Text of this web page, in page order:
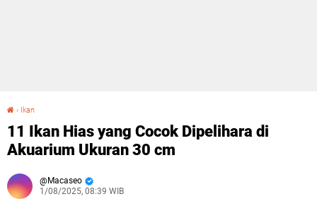
› Ikan
11 Ikan Hias yang Cocok Dipelihara di
Akuarium Ukuran 30 cm
Macaseo
1/08/2025, 08:39 WIB